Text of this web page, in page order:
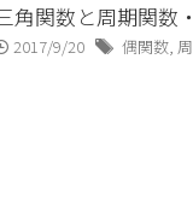
角関数と周期関数
2017/9/20 偶関数,